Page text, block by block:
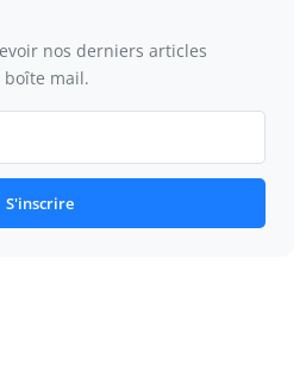
nos derniers articles
mail.
S'inscrire